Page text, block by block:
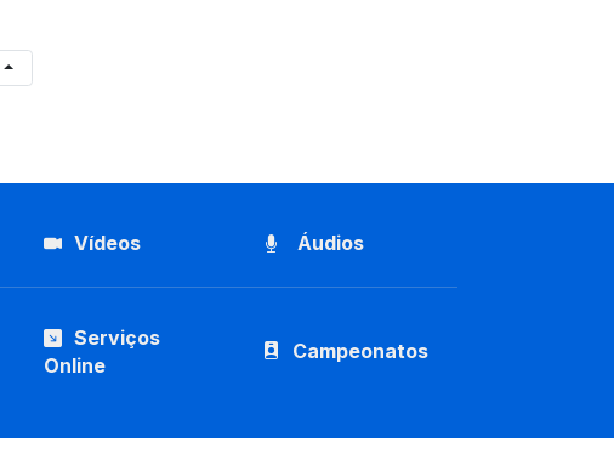
Vídeos Áudios
Serviços
Online
Campeonatos